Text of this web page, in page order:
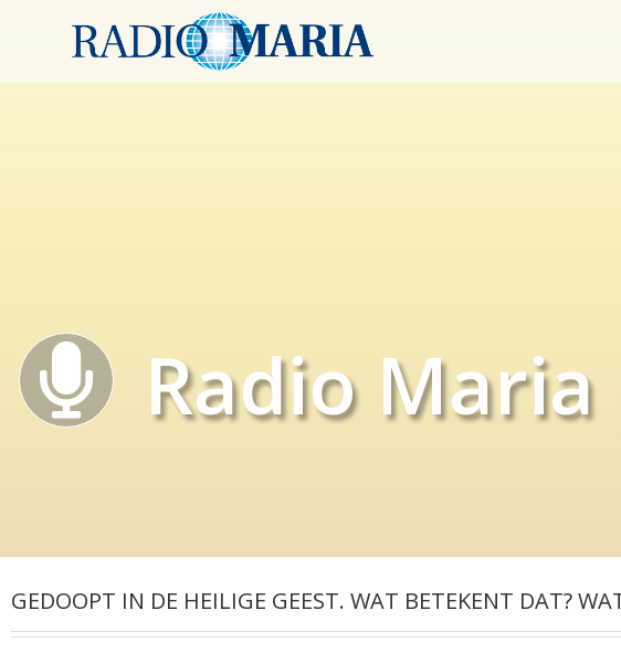
Radio
GEDOOPT IN DE HEILIGE GEEST. WAT BETEKENT DAT?